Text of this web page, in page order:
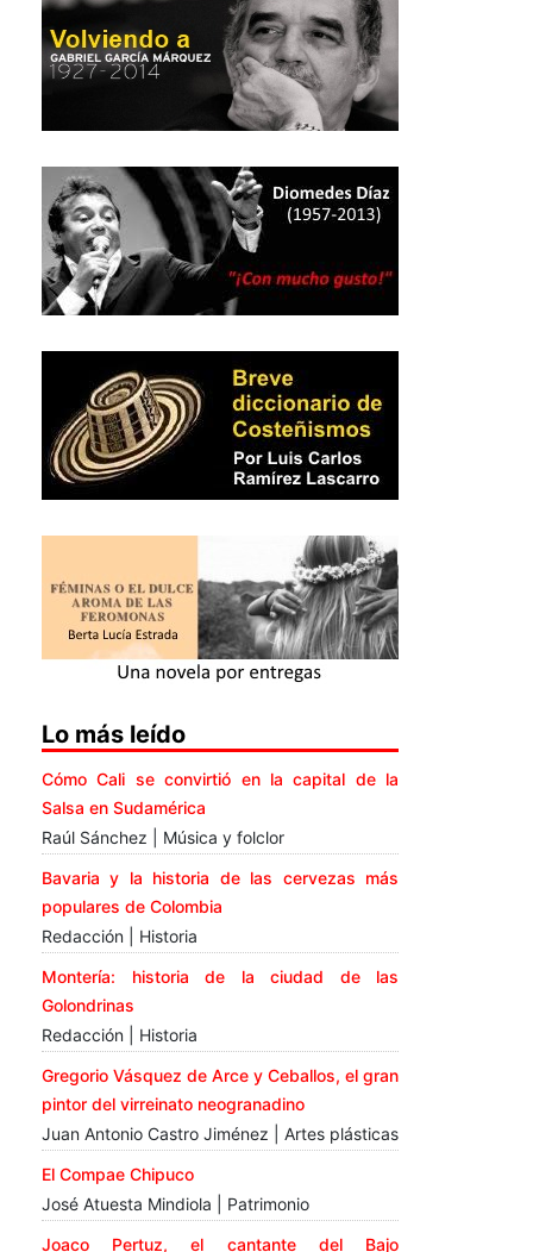
Lo más leído
Cómo Cali se convirtió en la capital de la
Salsa en Sudamérica
Raúl Sánchez | Música y folclor
Bavaria y la historia de las cervezas más
populares de Colombia
Redacción | Historia
Montería: historia de la ciudad de las
Golondrinas
Redacción | Historia
Gregorio Vásquez de Arce y Ceballos, el gran
pintor del virreinato neogranadino
Juan Antonio Castro Jiménez | Artes plásticas
El Compae Chipuco
José Atuesta Mindiola | Patrimonio
Joaco Pertuz, el cantante del Bajo